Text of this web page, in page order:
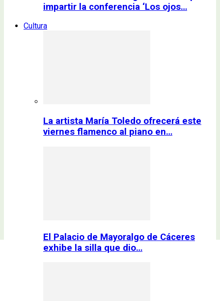
impartir la conferencia ‘Los ojos…
Cultura
La artista María Toledo ofrecerá este
viernes flamenco al piano en…
El Palacio de Mayoralgo de Cáceres
exhibe la silla que dio…